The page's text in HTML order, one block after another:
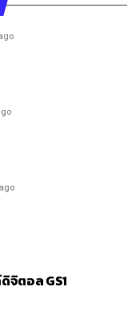
จิตอล GS1